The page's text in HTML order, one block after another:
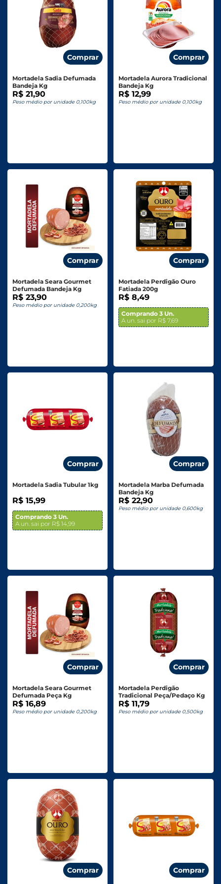
Comprar
Mortadela Sadia Defumada
Bandeja Kg
R$ 21,90
Peso médio por unidade 0,100kg
Comprar
Mortadela Aurora Tradicional
Bandeja Kg
R$ 12,99
Peso médio por unidade 0,100kg
Comprar
Mortadela Seara Gourmet
Defumada Bandeja Kg
R$ 23,90
Peso médio por unidade 0,200kg
Comprar
Mortadela Perdigão Ouro
Fatiada 200g
R$ 8,49
Comprando 3 Un.
A un. sai por R$ 7,69
Comprar
Mortadela Sadia Tubular 1kg
R$ 15,99
Comprando 3 Un.
A un. sai por R$ 14,99
Comprar
Mortadela Marba Defumada
Bandeja Kg
R$ 22,90
Peso médio por unidade 0,600kg
Comprar
Mortadela Seara Gourmet
Defumada Peça Kg
R$ 16,89
Peso médio por unidade 0,200kg
Comprar
Mortadela Perdigão
Tradicional Peça/Pedaço Kg
R$ 11,79
Peso médio por unidade 0,500kg
Comprar Comprar